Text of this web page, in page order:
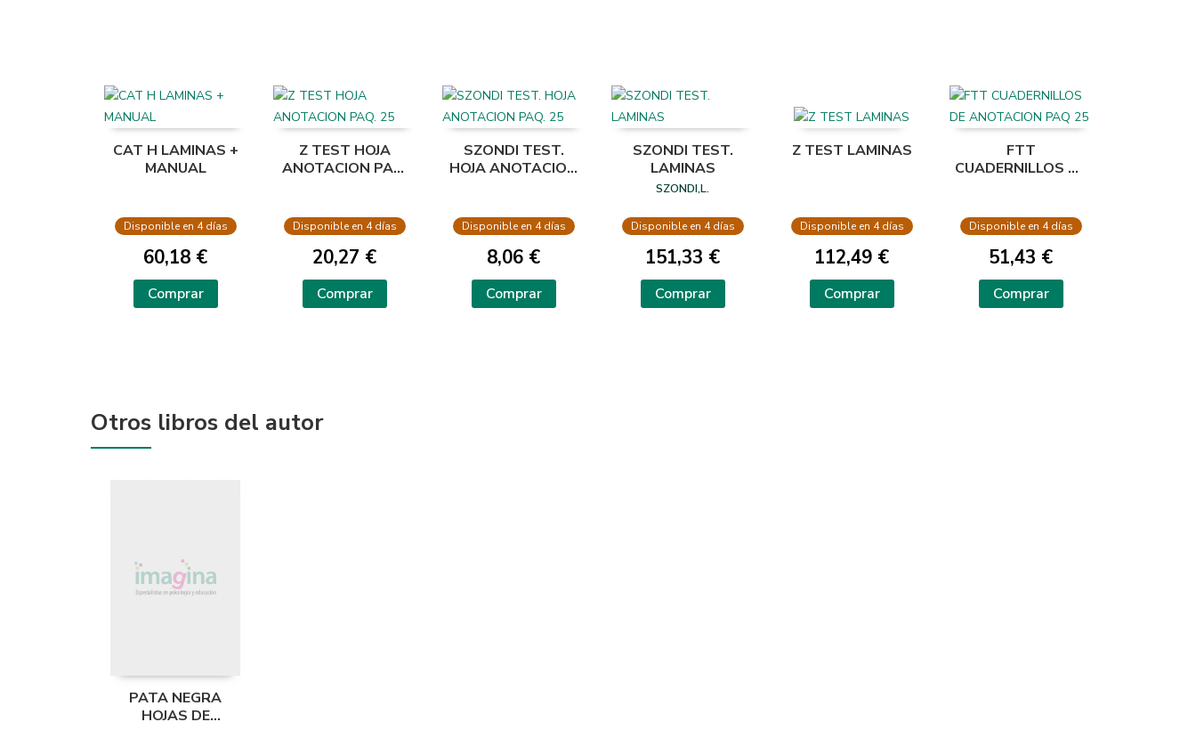
CAT H LAMINAS +
MANUAL
Disponible en 4 días
60,18 €
Comprar
Z TEST HOJA
ANOTACION PAQ.
Disponible en 4 días
20,27 €
Comprar
SZONDI TEST.
HOJA ANOTACION
Disponible en 4 días
8,06 €
Comprar
SZONDI TEST.
LAMINAS
SZONDI,L.
Disponible en 4 días
151,33 €
Comprar
Z TEST LAMINAS
Disponible en 4 días
112,49 €
Comprar
FTT
CUADERNILLOS DE
Disponible en 4 días
51,43 €
Comprar
Otros libros del autor
PATA NEGRA
HOJAS DE